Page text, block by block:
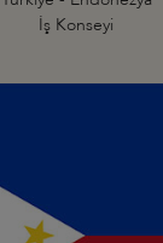
İş Konseyi